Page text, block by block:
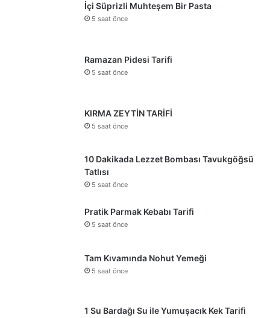
İçi Süprizli Muhteşem Bir Pasta
5 saat önce
Ramazan Pidesi Tarifi
5 saat önce
KIRMA ZEYTİN TARİFİ
5 saat önce
10 Dakikada Lezzet Bombası Tavukgöğsü
Tatlısı
5 saat önce
Pratik Parmak Kebabı Tarifi
5 saat önce
Tam Kıvamında Nohut Yemeği
5 saat önce
1 Su Bardağı Su ile Yumuşacık Kek Tarifi